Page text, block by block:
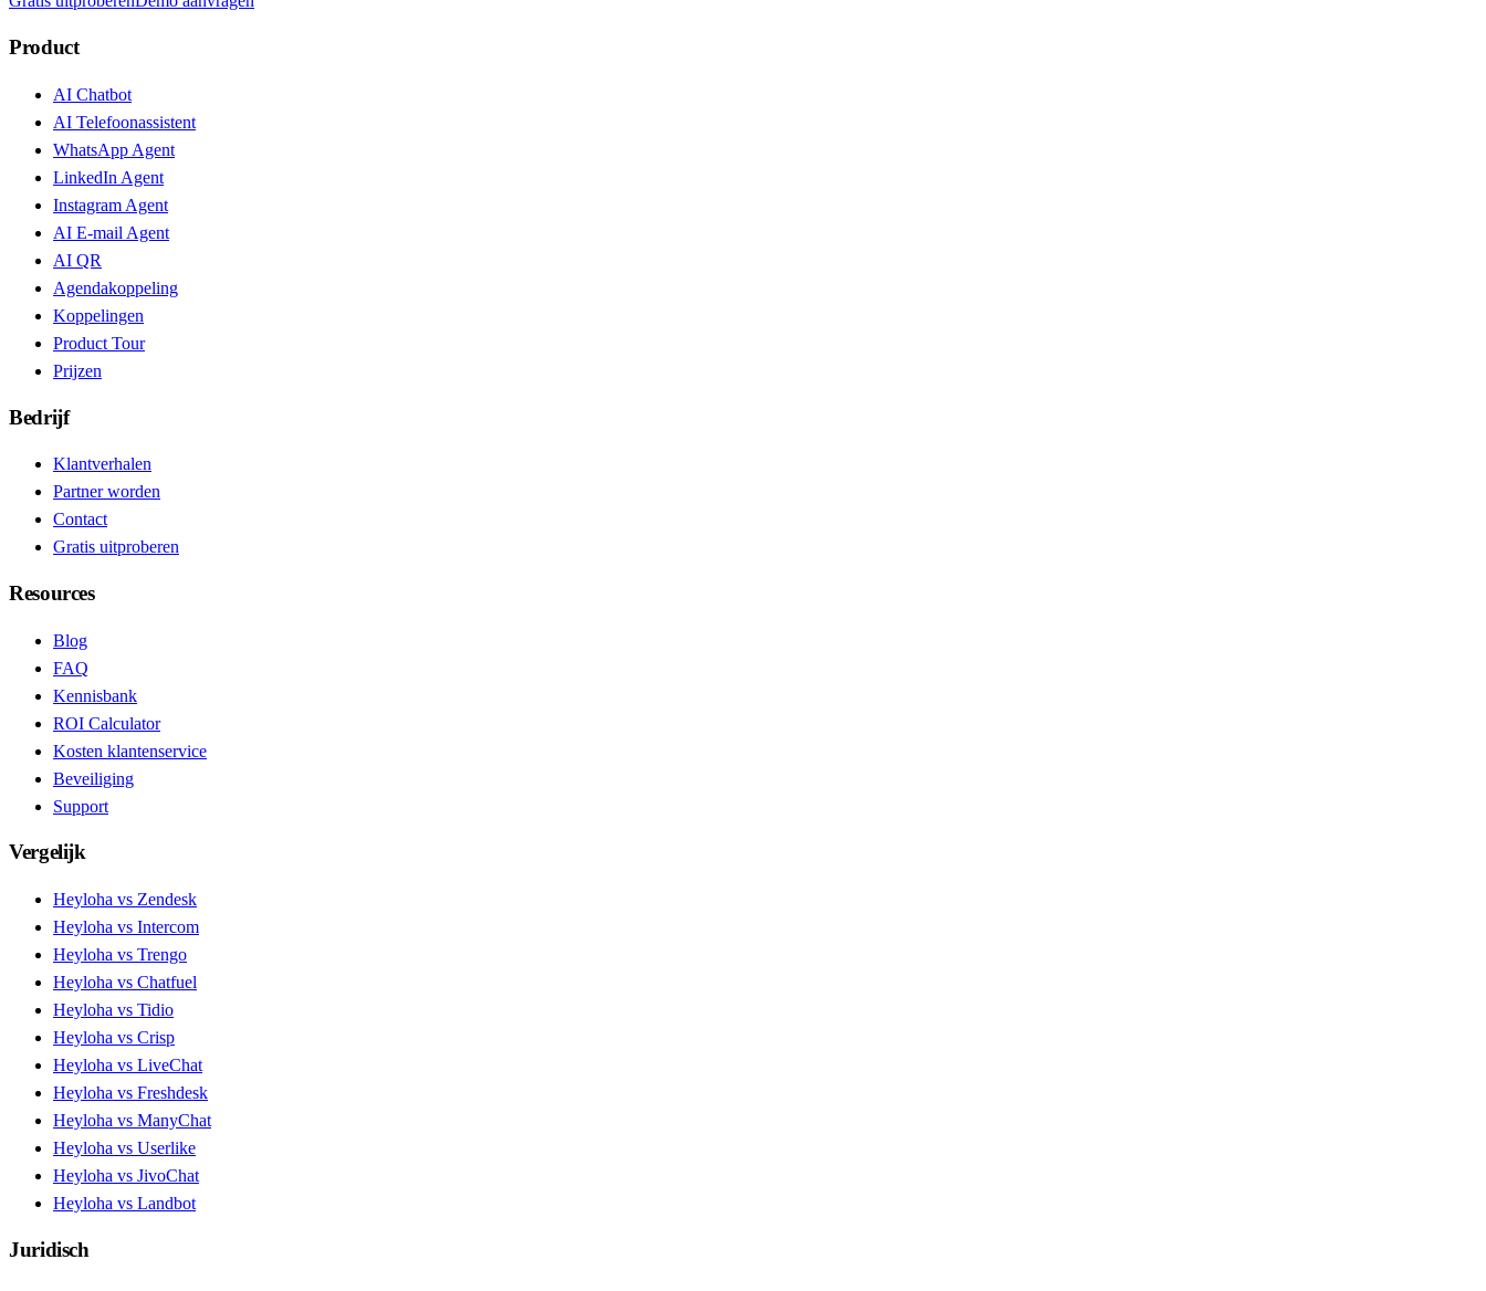
Product
AI Chatbot
AI Telefoonassistent
WhatsApp Agent
LinkedIn Agent
Instagram Agent
AI E-mail Agent
AI QR
Agendakoppeling
Koppelingen
Product Tour
Prijzen
Bedrijf
Klantverhalen
Partner worden
Contact
Gratis uitproberen
Resources
Blog
FAQ
Kennisbank
ROI Calculator
Kosten klantenservice
Beveiliging
Support
Vergelijk
Heyloha vs Zendesk
Heyloha vs Intercom
Heyloha vs Trengo
Heyloha vs Chatfuel
Heyloha vs Tidio
Heyloha vs Crisp
Heyloha vs LiveChat
Heyloha vs Freshdesk
Heyloha vs ManyChat
Heyloha vs Userlike
Heyloha vs JivoChat
Heyloha vs Landbot
Juridisch